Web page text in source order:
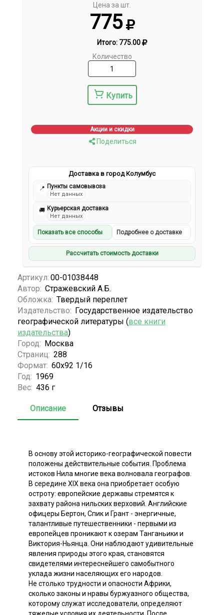
Цена за шт.
775
Итого: 775.00
Количество
Купить
Акции и скидки
Поделиться
Доставка в город Колумбус
📍 Пункты самовывоза
Нет данных
🚚 Курьерская доставка
Нет данных
Показать все способы Подробнее о доставке
Рассчитать стоимость доставки
Артикул: 00-01038448
Автор: Стражевский А.Б.
Обложка: Твердый переплет
Издательство: Государственное издательство
географической литературы (все книги
издательства)
Город: Москва
Страниц: 288
Формат: 60х92 1/16
Год: 1969
Вес: 436 г
Описание Отзывы
В основу этой историко-географической повести
положены действительные события. Проблема
истоков Нила многие века волновала географов.
В середине XIX века она приобретает особую
остроту: европейские державы стремятся к
захвату района нильских верховий. Английские
офицеры Бертон, Спик и Грант - энергичные,
талантливые путешественники - первыми из
европейцев проникают к озерам Танганьики и
Виктория-Ньянца. Они наблюдают удивительные
явления природы этого края, становятся
свидетелями интереснейшего самобытного
уклада жизни населяющих его народов.
Не столько трудности и опасности Африки,
сколько законы и нравы буржуазного общества,
которому служат исследователи, определяют
тяжелые условия их деятельности. После